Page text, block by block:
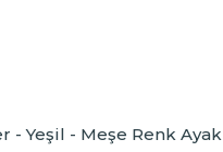
- Yeşil - Meşe Renk Ayak